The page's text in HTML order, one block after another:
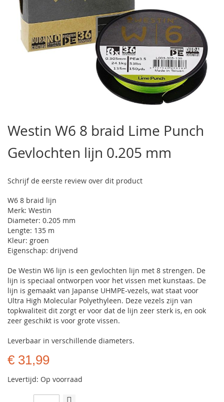
het
begin
van
de
gallerij
Westin W6 8 braid Lime Punch
Gevlochten lijn 0.205 mm
Schrijf de eerste review over dit product
W6 8 braid lijn
Merk: Westin
Diameter: 0.205 mm
Lengte: 135 m
Kleur: groen
Eigenschap: drijvend
De Westin W6 lijn is een gevlochten lijn met 8 strengen. De
lijn is speciaal ontworpen voor het vissen met kunstaas. De
lijn is gemaakt van Japanse UHMPE-vezels, wat staat voor
Ultra High Molecular Polyethyleen. Deze vezels zijn van
topkwaliteit dit zorgt er voor dat de lijn zeer sterk is, en ook
zeer geschikt is voor grote vissen.
Leverbaar in verschillende diameters.
€ 31,99
Levertijd: Op voorraad